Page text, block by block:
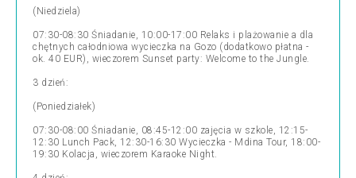
(Niedziela)
07:30-08:30 Śniadanie, 10:00-17:00 Relaks i plażowanie a dla
chętnych całodniowa wycieczka na Gozo (dodatkowo płatna -
ok. 40 EUR), wieczorem Sunset party: Welcome to the Jungle.
3 dzień:
(Poniedziałek)
07:30-08:00 Śniadanie, 08:45-12:00 zajęcia w szkole, 12:15-
12:30 Lunch Pack, 12:30-16:30 Wycieczka - Mdina Tour, 18:00-
19:30 Kolacja, wieczorem Karaoke Night.